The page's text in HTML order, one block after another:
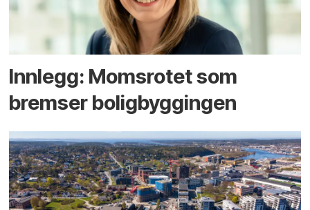
Innlegg: Moms­rotet som
bremser bolig­byggingen